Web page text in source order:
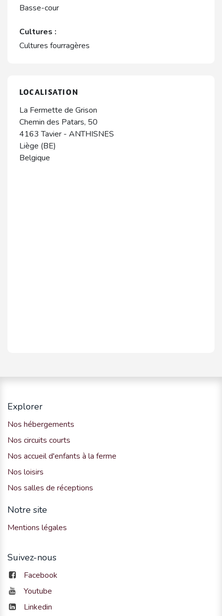
Basse-cour
Cultures :
Cultures fourragères
LOCALISATION
La Fermette de Grison
Chemin des Patars, 50
4163 Tavier - ANTHISNES
Liège (BE)
Belgique
Explorer
Nos hébergements
Nos circuits courts
Nos accueil d'enfants à la ferme
Nos loisirs
Nos salles de réceptions
Notre site
Mentions légales
Suivez-nous
Facebook
Youtube
Linkedin